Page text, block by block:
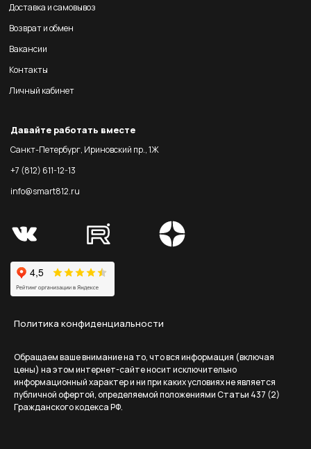
Доставка и самовывоз
Возврат и обмен
Вакансии
Контакты
Личный кабинет
Давайте работать вместе
Санкт-Петербург, Ириновский пр., 1Ж
+7 (812) 611-12-13
info@smart812.ru
Политика конфиденциальности
Обращаем ваше внимание на то, что вся информация (включая
цены) на этом интернет-сайте носит исключительно
информационный характер и ни при каких условиях не является
публичной офертой, определяемой положениями Статьи 437 (2)
Гражданского кодекса РФ.